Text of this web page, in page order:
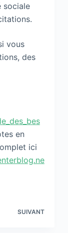
sociale
vous
des
en
ici
SUIVANT